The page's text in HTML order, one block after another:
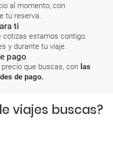
al momento, con
tu reserva.
ti
cotizas estamos contigo.
y durante tu viaje.
pago
que buscas, con las
de pago.
viajes buscas?